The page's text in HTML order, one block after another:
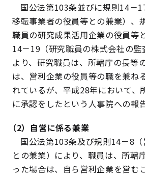
国公法第103条並びに規則14－
移転事業者の役員等との兼業）、
職員の研究成果活用企業の役員等
14－19（研究職員の株式会社の監
より、研究職員は、所轄庁の長等
は、営利企業の役員等の職を兼ね
れているが、平成28年において、
に承認をしたという人事院への報
（2）自営に係る兼業
国公法第103条及び規則14－8
との兼業）により、職員は、所轄
った場合は、自ら営利企業を営む